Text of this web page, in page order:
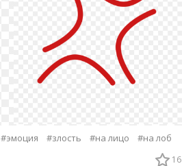
#эмоция #злость #на лицо #на лоб
16